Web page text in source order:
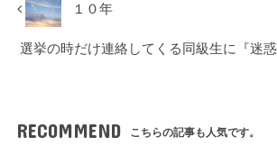
１０年
選挙の時だけ連絡してくる同級生に『迷
RECOMMEND こちらの記事も人気です。